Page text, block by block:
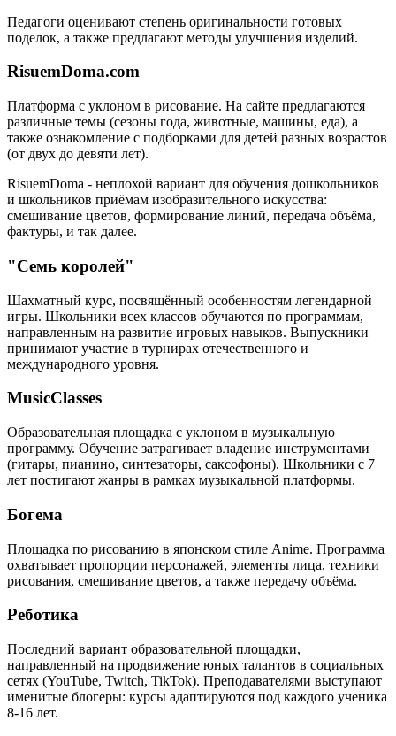
Педагоги оценивают степень оригинальности готовых
поделок, а также предлагают методы улучшения изделий.
RisuemDoma.com
Платформа с уклоном в рисование. На сайте предлагаются
различные темы (сезоны года, животные, машины, еда), а
также ознакомление с подборками для детей разных возрастов
(от двух до девяти лет).
RisuemDoma - неплохой вариант для обучения дошкольников
и школьников приёмам изобразительного искусства:
смешивание цветов, формирование линий, передача объёма,
фактуры, и так далее.
"Семь королей"
Шахматный курс, посвящённый особенностям легендарной
игры. Школьники всех классов обучаются по программам,
направленным на развитие игровых навыков. Выпускники
принимают участие в турнирах отечественного и
международного уровня.
MusicClasses
Образовательная площадка с уклоном в музыкальную
программу. Обучение затрагивает владение инструментами
(гитары, пианино, синтезаторы, саксофоны). Школьники с 7
лет постигают жанры в рамках музыкальной платформы.
Богема
Площадка по рисованию в японском стиле Anime. Программа
охватывает пропорции персонажей, элементы лица, техники
рисования, смешивание цветов, а также передачу объёма.
Реботика
Последний вариант образовательной площадки,
направленный на продвижение юных талантов в социальных
сетях (YouTube, Twitch, TikTok). Преподавателями выступают
именитые блогеры: курсы адаптируются под каждого ученика
8-16 лет.